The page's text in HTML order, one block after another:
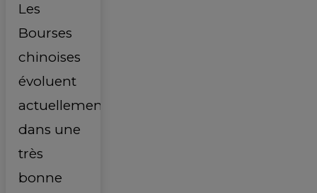
Les
Bourses
chinoises
évoluent
actuellement
dans une
très
bonne